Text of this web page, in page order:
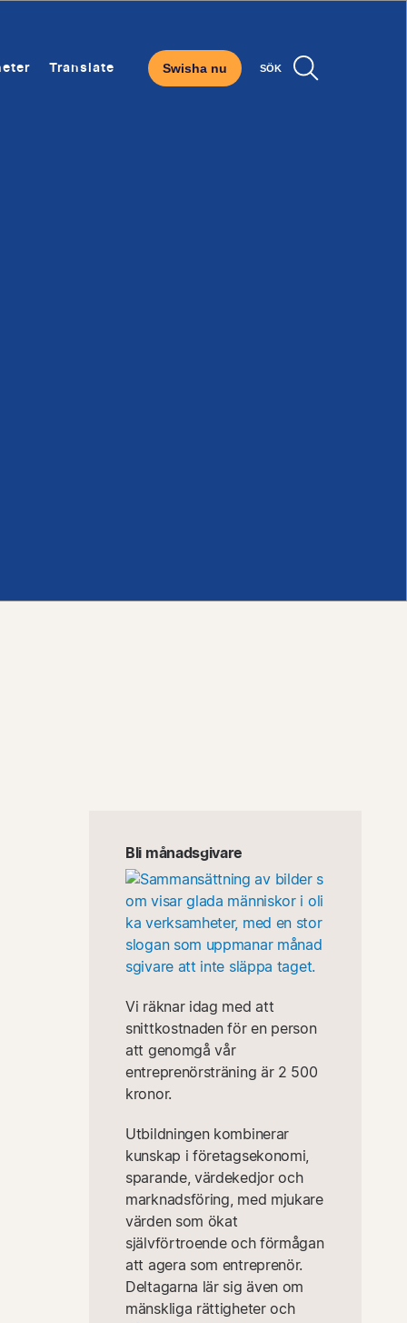
Translate Swisha nu SÖK
Bli månadsgivare
Vi räknar idag med att
snittkostnaden för en person
att genomgå vår
entreprenörsträning är 2 500
kronor.
Utbildningen kombinerar
kunskap i företagsekonomi,
sparande, värdekedjor och
marknadsföring, med mjukare
värden som ökat
självförtroende och förmågan
att agera som entreprenör.
Deltagarna lär sig även om
mänskliga rättigheter och